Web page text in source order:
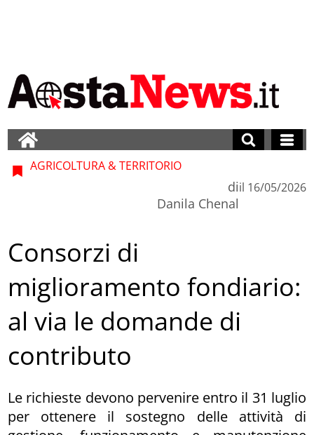
AGRICOLTURA & TERRITORIO
di
Danila Chenal
il 16/05/2026
Consorzi di
miglioramento fondiario:
al via le domande di
contributo
Le richieste devono pervenire entro il 31 luglio
per ottenere il sostegno delle attività di